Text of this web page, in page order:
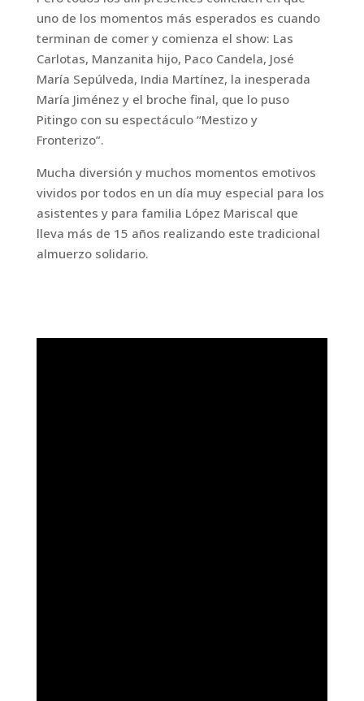
uno de los momentos más esperados es cuando
terminan de comer y comienza el show: Las
Carlotas, Manzanita hijo, Paco Candela, José
María Sepúlveda, India Martínez, la inesperada
María Jiménez y el broche final, que lo puso
Pitingo con su espectáculo “Mestizo y
Fronterizo”.
Mucha diversión y muchos momentos emotivos
vividos por todos en un día muy especial para los
asistentes y para familia López Mariscal que
lleva más de 15 años realizando este tradicional
almuerzo solidario.